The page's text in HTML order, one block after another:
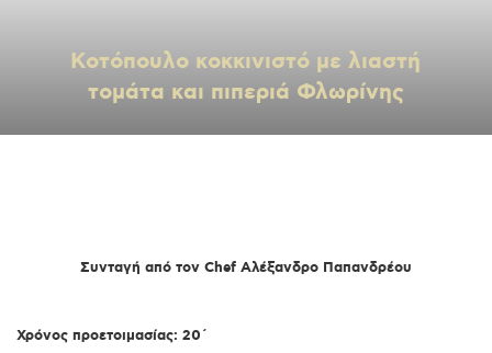
Κοτόπουλο κοκκινιστό με λιαστή
τομάτα και πιπεριά Φλωρίνης
Συνταγή από τον Chef Αλέξανδρο Παπανδρέου
Χρόνος προετοιμασίας: 20΄